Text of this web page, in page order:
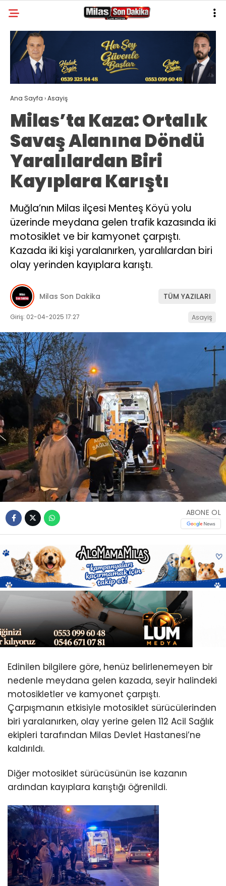
Instagram
Youtube
21
GALERİ YAZARLAR
MILAS
MUĞLA’DAN
ASAYIŞ
GÜNDEM
EKONOMI
SPOR
VEFAT
GENEL
İLETIŞIM
KÜNYE
Ana Sayfa ›Asayiş
Milas’ta Kaza: Ortalık
Savaş Alanına Döndü
Yaralılardan Biri
Kayıplara Karıştı
Muğla’nın Milas ilçesi Menteş Köyü yolu
üzerinde meydana gelen trafik kazasında iki
motosiklet ve bir kamyonet çarpıştı.
Kazada iki kişi yaralanırken, yaralılardan biri
olay yerinden kayıplara karıştı.
Milas Son Dakika TÜM YAZILARI
Giriş: 02-04-2025 17:27 Asayiş
ABONE OL
Edinilen bilgilere göre, henüz belirlenemeyen bir
nedenle meydana gelen kazada, seyir halindeki
motosikletler ve kamyonet çarpıştı.
Çarpışmanın etkisiyle motosiklet sürücülerinden
biri yaralanırken, olay yerine gelen 112 Acil Sağlık
ekipleri tarafından Milas Devlet Hastanesi’ne
kaldırıldı.
Diğer motosiklet sürücüsünün ise kazanın
ardından kayıplara karıştığı öğrenildi.